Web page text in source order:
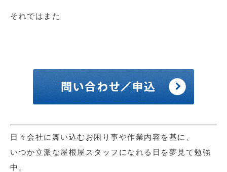
それではまた
日々会社に舞い込むお困り事や作業内容を基に、
いつか立派な屋根屋スタッフになれる日を夢見て勉強
中。